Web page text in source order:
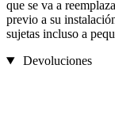
que se va a
previo a su
sujetas incluso a
Devoluciones